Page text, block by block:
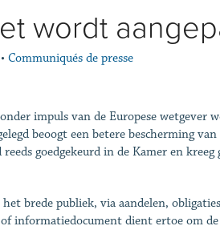
wordt
• Communiqués de presse
impuls van de Europese wetgever
beoogt een betere bescherming
goedgekeurd in de Kamer en
brede publiek, via aandelen,
informatiedocument dient ertoe om